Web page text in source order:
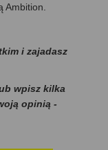
Ambition.
i zajadasz
wpisz kilka
opinią -